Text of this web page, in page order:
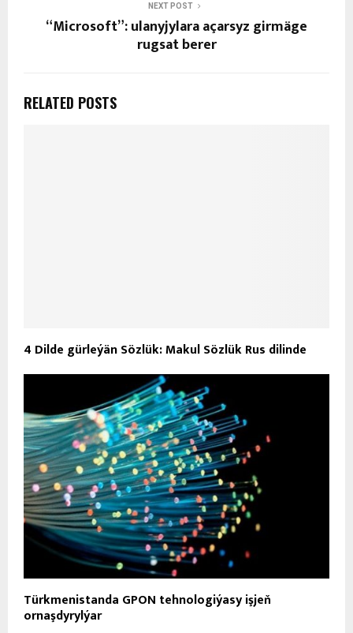
NEXT POST
“Microsoft”: ulanyjylara açarsyz girmäge
rugsat berer
RELATED POSTS
4 Dilde gürleýän Sözlük: Makul Sözlük Rus dilinde
Türkmenistanda GPON tehnologiýasy işjeň
ornaşdyrylýar